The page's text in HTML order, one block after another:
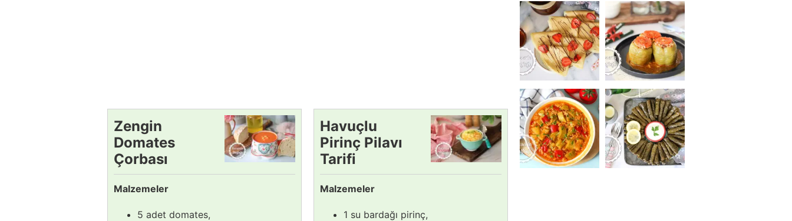
Zengin
Domates
Çorbası
Tarifi
Malzemeler
5 adet domates,
Havuçlu
Pirinç Pilavı
Tarifi
Malzemeler
1 su bardağı pirinç,